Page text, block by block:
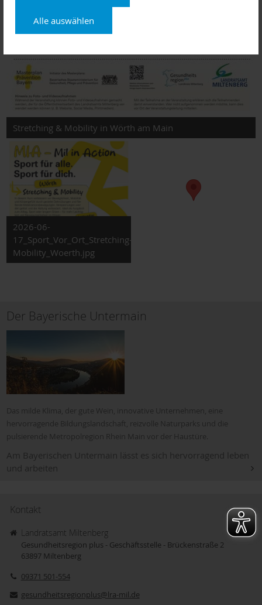
Alle auswählen
Stretching & Mobility in Wörth am Main
2026-06-
17_Sport_Vor_Ort_Stretching-
Mobility_Woerth.jpg
Der Bayerische Untermain
Das milde Klima, der gute Wein, innovative Unternehmen, eine
hervorragende Bildungslandschaft, reizvolle Naturparks und die
pulsierende Metropolregion Rhein Main vor der Haustüre.
Am Bayerischen Untermain lässt es sich hervorragend leben
und arbeiten
Kontakt
Landratsamt Miltenberg
Gesundheitsregion plus - Geschäftsstelle - Brückenstraße 2
63897 Miltenberg
09371 501-554
gesundheitsregionplus@lra-mil.de